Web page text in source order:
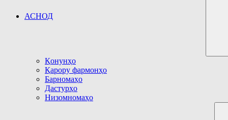
АСНОД
Қонунҳо
Қарору фармонҳо
Барномаҳо
Дастурҳо
Низомномаҳо